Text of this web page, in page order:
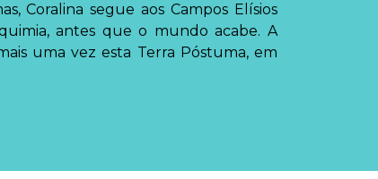
Coralina segue aos Campos Elísios
antes que o mundo acabe. A
uma vez esta Terra Póstuma, em